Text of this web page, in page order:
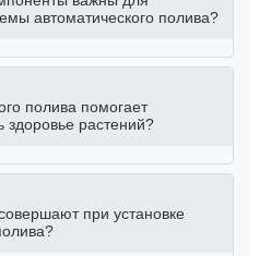
автоматического полива?
полива помогает
здоровье растений?
при установке